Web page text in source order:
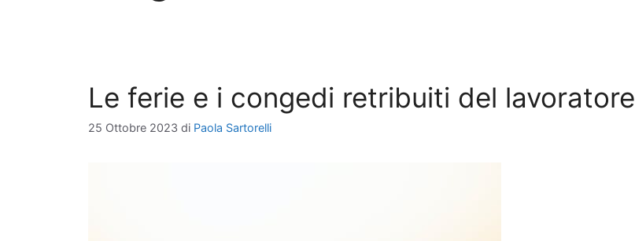
Le ferie e i congedi retribuiti del lavoratore
25 Ottobre 2023 di Paola Sartorelli